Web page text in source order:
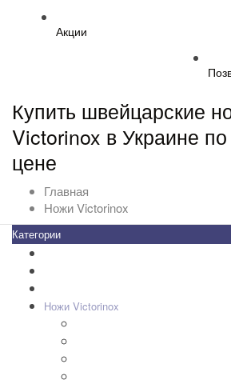
Акции
Купить швейцарские
Victorinox в Украине
цене
Главная
Ножи Victorinox
Категории
Ножи Victorinox